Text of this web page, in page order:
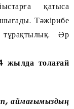
қатыса
Тәжірибе
Әр
жылда толағай
аймағымыздың